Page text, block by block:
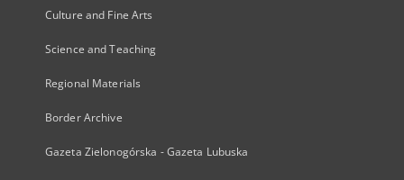
Culture and Fine Arts
Science and Teaching
Regional Materials
Border Archive
Gazeta Zielonogórska - Gazeta Lubuska